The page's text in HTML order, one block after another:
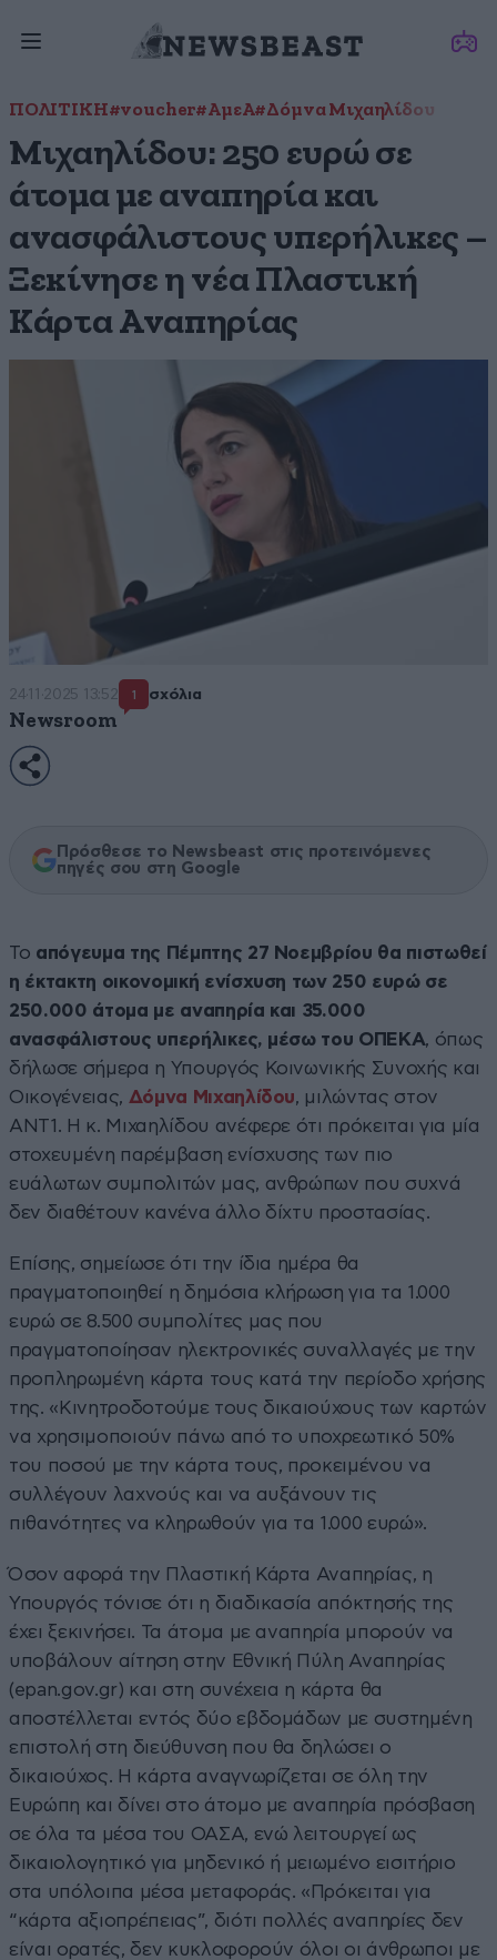
ΠΟΛΙΤΙΚΗ#voucher#ΑμεΑ#Δόμνα Μιχαηλίδου
Μιχαηλίδου: 250 ευρώ σε
άτομα με αναπηρία και
ανασφάλιστους υπερήλικες –
Ξεκίνησε η νέα Πλαστική
Κάρτα Αναπηρίας
24·11·2025 13:52 1 σχόλια
Newsroom
Πρόσθεσε το Newsbeast στις προτεινόμενες
πηγές σου στη Google
Το απόγευμα της Πέμπτης 27 Νοεμβρίου θα πιστωθεί
η έκτακτη οικονομική ενίσχυση των 250 ευρώ σε
250.000 άτομα με αναπηρία και 35.000
ανασφάλιστους υπερήλικες, μέσω του ΟΠΕΚΑ, όπως
δήλωσε σήμερα η Υπουργός Κοινωνικής Συνοχής και
Οικογένειας, Δόμνα Μιχαηλίδου, μιλώντας στον
ΑΝΤ1. Η κ. Μιχαηλίδου ανέφερε ότι πρόκειται για μία
στοχευμένη παρέμβαση ενίσχυσης των πιο
ευάλωτων συμπολιτών μας, ανθρώπων που συχνά
δεν διαθέτουν κανένα άλλο δίχτυ προστασίας.
Επίσης, σημείωσε ότι την ίδια ημέρα θα
πραγματοποιηθεί η δημόσια κλήρωση για τα 1.000
ευρώ σε 8.500 συμπολίτες μας που
πραγματοποίησαν ηλεκτρονικές συναλλαγές με την
προπληρωμένη κάρτα τους κατά την περίοδο χρήσης
της. «Κινητροδοτούμε τους δικαιούχους των καρτών
να χρησιμοποιούν πάνω από το υποχρεωτικό 50%
του ποσού με την κάρτα τους, προκειμένου να
συλλέγουν λαχνούς και να αυξάνουν τις
πιθανότητες να κληρωθούν για τα 1.000 ευρώ».
Όσον αφορά την Πλαστική Κάρτα Αναπηρίας, η
Υπουργός τόνισε ότι η διαδικασία απόκτησής της
έχει ξεκινήσει. Τα άτομα με αναπηρία μπορούν να
υποβάλουν αίτηση στην Εθνική Πύλη Αναπηρίας
(epan.gov.gr) και στη συνέχεια η κάρτα θα
αποστέλλεται εντός δύο εβδομάδων με συστημένη
επιστολή στη διεύθυνση που θα δηλώσει ο
δικαιούχος. Η κάρτα αναγνωρίζεται σε όλη την
Ευρώπη και δίνει στο άτομο με αναπηρία πρόσβαση
σε όλα τα μέσα του ΟΑΣΑ, ενώ λειτουργεί ως
δικαιολογητικό για μηδενικό ή μειωμένο εισιτήριο
στα υπόλοιπα μέσα μεταφοράς. «Πρόκειται για
“κάρτα αξιοπρέπειας”, διότι πολλές αναπηρίες δεν
είναι ορατές, δεν κυκλοφορούν όλοι οι άνθρωποι με